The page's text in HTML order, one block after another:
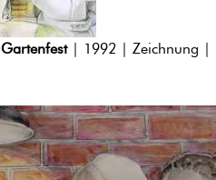
Gartenfest| 1992 | Zeichnung |